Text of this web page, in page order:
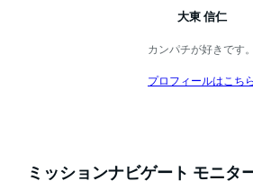
大東 信仁
カンパチが好きです。
プロフィールはこちら
ミッションナビゲート モニタ